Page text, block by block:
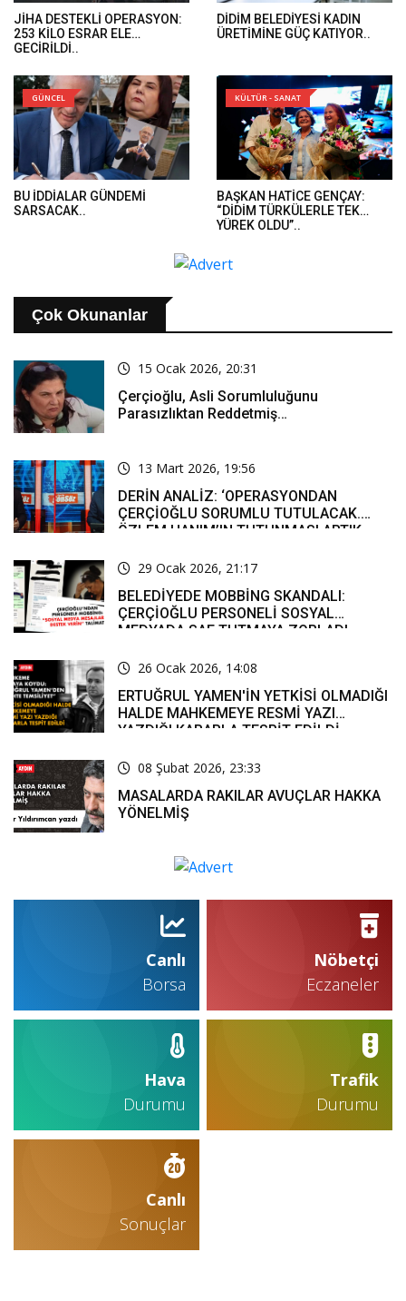
JİHA DESTEKLİ OPERASYON:
253 KİLO ESRAR ELE
GEÇİRİLDİ..
DİDİM BELEDİYESİ KADIN
ÜRETİMİNE GÜÇ KATIYOR..
GÜNCEL
BU İDDİALAR GÜNDEMİ
SARSACAK..
KÜLTÜR - SANAT
BAŞKAN HATİCE GENÇAY:
“DİDİM TÜRKÜLERLE TEK
YÜREK OLDU”..
Çok Okunanlar
15 Ocak 2026, 20:31
Çerçioğlu, Asli Sorumluluğunu
Parasızlıktan Reddetmiş…
13 Mart 2026, 19:56
DERİN ANALİZ: ‘OPERASYONDAN
ÇERÇİOĞLU SORUMLU TUTULACAK.
ÖZLEM HANIM’IN TUTUNMASI ARTIK
29 Ocak 2026, 21:17
BELEDİYEDE MOBBİNG SKANDALI:
ÇERÇİOĞLU PERSONELİ SOSYAL
MEDYADA SAF TUTMAYA ZORLADI
26 Ocak 2026, 14:08
ERTUĞRUL YAMEN'İN YETKİSİ OLMADIĞI
HALDE MAHKEMEYE RESMİ YAZI
YAZDIĞI KARARLA TESPİT EDİLDİ
08 Şubat 2026, 23:33
MASALARDA RAKILAR AVUÇLAR HAKKA
YÖNELMİŞ
Canlı
Borsa
Nöbetçi
Eczaneler
Hava
Durumu
Trafik
Durumu
Canlı
Sonuçlar